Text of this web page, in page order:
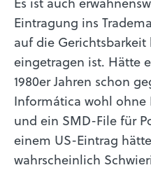
Eintragung ins
auf die
eingetragen ist. Hätte
1980er Jahren schon
Informática wohl ohne
und ein SMD-File für
einem US-Eintrag
wahrscheinlich